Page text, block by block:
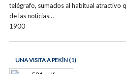
telégrafo, sumados al habitual atractivo
de las noticias…
1900
UNA VISITA A PEKÍN (1)